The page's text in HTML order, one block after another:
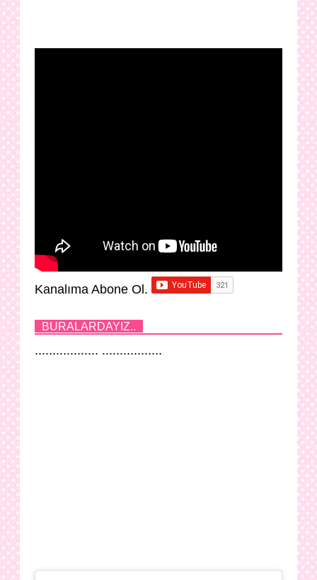
Kanalıma Abone Ol.
BURALARDAYIZ..
.................. .................